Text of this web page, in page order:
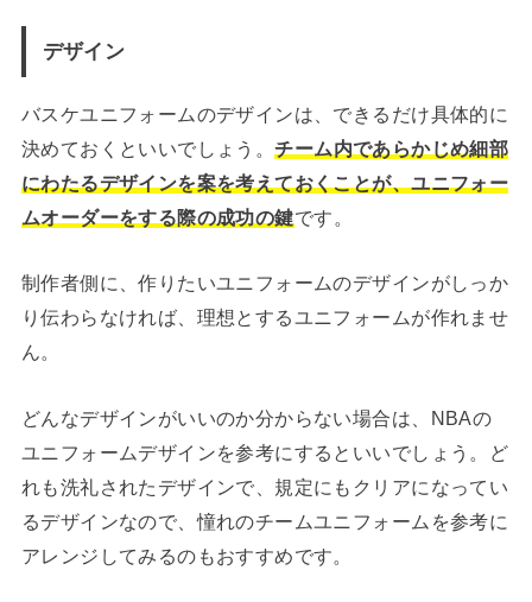
デザイン
バスケユニフォームのデザインは、できるだけ具体的に
決めておくといいでしょう。チーム内であらかじめ細部
にわたるデザインを案を考えておくことが、ユニフォー
ムオーダーをする際の成功の鍵です。
制作者側に、作りたいユニフォームのデザインがしっか
り伝わらなければ、理想とするユニフォームが作れませ
ん。
どんなデザインがいいのか分からない場合は、NBAの
ユニフォームデザインを参考にするといいでしょう。ど
れも洗礼されたデザインで、規定にもクリアになってい
るデザインなので、憧れのチームユニフォームを参考に
アレンジしてみるのもおすすめです。